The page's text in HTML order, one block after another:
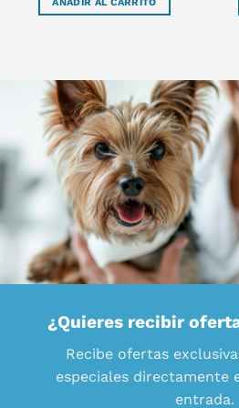
AÑADIR AL CARRITO
¿Quieres recibir
Recibe ofertas
especiales directamente
entrada.